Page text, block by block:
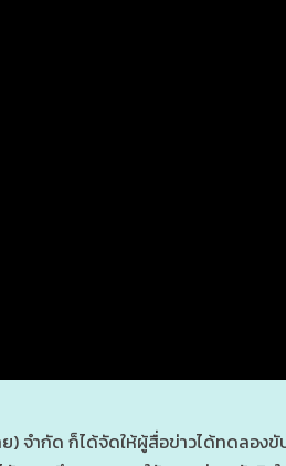
) จำกัด ก็ได้จัดให้ผู้สื่อข่าวได้ทดลอง